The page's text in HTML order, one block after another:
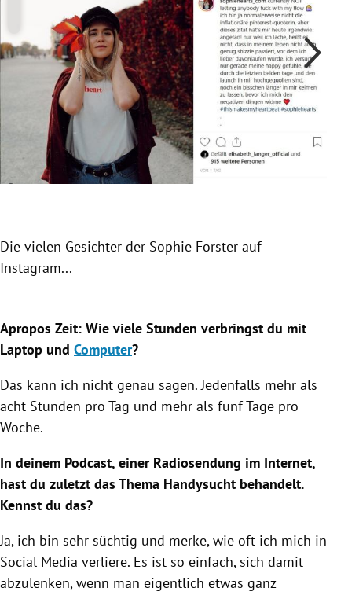
Die vielen Gesichter der Sophie Forster auf
Instagram...
Apropos Zeit: Wie viele Stunden verbringst du mit
Laptop und Computer?
Das kann ich nicht genau sagen. Jedenfalls mehr als
acht Stunden pro Tag und mehr als fünf Tage pro
Woche.
In deinem Podcast, einer Radiosendung im Internet,
hast du zuletzt das Thema Handysucht behandelt.
Kennst du das?
Ja, ich bin sehr süchtig und merke, wie oft ich mich in
Social Media verliere. Es ist so einfach, sich damit
abzulenken, wenn man eigentlich etwas ganz